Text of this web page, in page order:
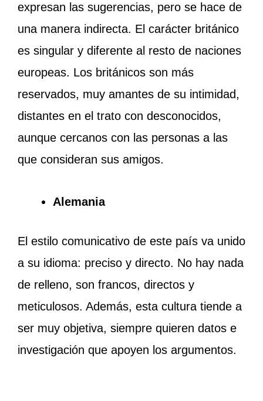
expresan las sugerencias, pero se hace de
una manera indirecta. El carácter británico
es singular y diferente al resto de naciones
europeas. Los británicos son más
reservados, muy amantes de su intimidad,
distantes en el trato con desconocidos,
aunque cercanos con las personas a las
que consideran sus amigos.
Alemania
El estilo comunicativo de este país va unido
a su idioma: preciso y directo. No hay nada
de relleno, son francos, directos y
meticulosos. Además, esta cultura tiende a
ser muy objetiva, siempre quieren datos e
investigación que apoyen los argumentos.